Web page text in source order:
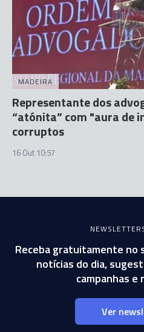
MADEIRA
Representante dos
“atónita” com "aura de
corruptos
16 Out 10:57
Receba gratuitamente no
notícias do dia,
campanhas e
Ver